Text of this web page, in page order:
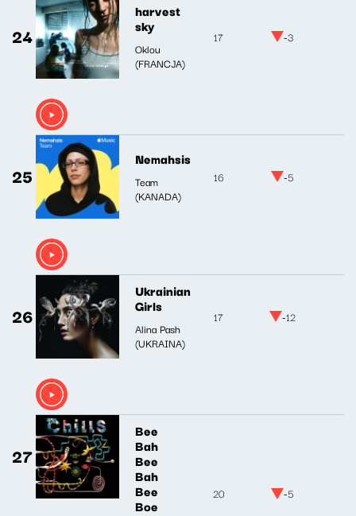
24
harvest
sky
Oklou
(FRANCJA)
17 -3
25
Nemahsis
Team
(KANADA)
16 -5
26
Ukrainian
Girls
Alina Pash
(UKRAINA)
17 -12
27
Bee
Bah
Bee
Bah
Bee
Boe
20 -5